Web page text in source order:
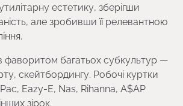
естетику, зберігши
але зробивши її релевантною
фаворитом багатьох субкультур —
скейтбордингу. Робочі куртки
Eazy-E, Nas, Rihanna, A$AP
зірок.